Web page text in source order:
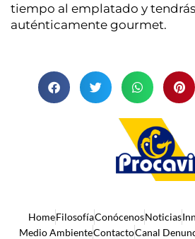
tiempo al emplatado y
auténticamente gourmet.
HomeFilosofíaConócenosNoticias
Medio AmbienteContactoCanal